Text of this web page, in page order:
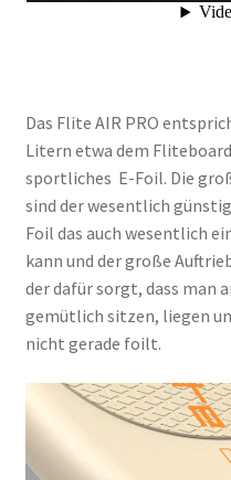
Das Flite AIR PRO
Litern etwa dem
sportliches E-Foil. Die
sind der wesentlich
Foil das auch wesentlich
kann und der große
der dafür sorgt, dass man
gemütlich sitzen, liegen
nicht gerade foilt.